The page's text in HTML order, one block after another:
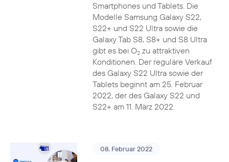
Smartphones und Tablets. Die
Modelle Samsung Galaxy S22,
S22+ und S22 Ultra sowie die
Galaxy Tab S8, S8+ und S8 Ultra
gibt es bei O2zu attraktiven
Konditionen. Der reguläre Verkauf
des Galaxy S22 Ultra sowie der
Tablets beginnt am 25. Februar
2022, der des Galaxy S22 und
S22+ am 11. März 2022.
08. Februar 2022